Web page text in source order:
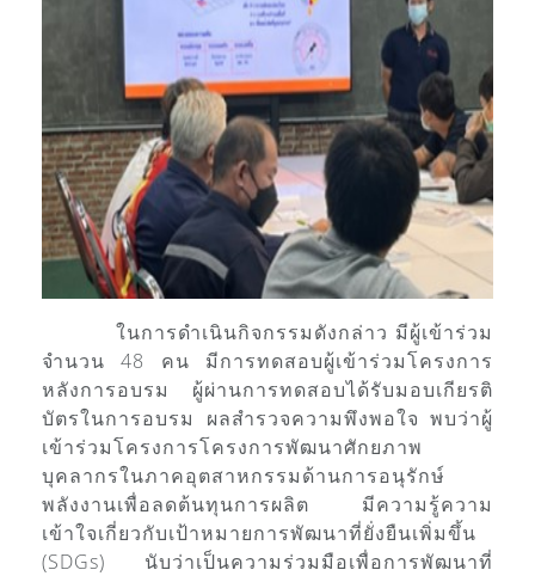
ในการดำเนินกิจกรรมดังกล่าว มีผู้เข้าร่วม
จำนวน 48 คน มีการทดสอบผู้เข้าร่วมโครงการ
หลังการอบรม ผู้ผ่านการทดสอบได้รับมอบเกียรติ
บัตรในการอบรม ผลสำรวจความพึงพอใจ พบว่าผู้
เข้าร่วมโครงการโครงการพัฒนาศักยภาพ
บุคลากรในภาคอุตสาหกรรมด้านการอนุรักษ์
พลังงานเพื่อลดต้นทุนการผลิต มีความรู้ความ
เข้าใจเกี่ยวกับเป้าหมายการพัฒนาที่ยั่งยืนเพิ่มขึ้น
(SDGs) นับว่าเป็นความร่วมมือเพื่อการพัฒนาที่